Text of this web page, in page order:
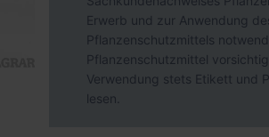
Erwerb und zur Anwendung
Pflanzenschutzmittels
Pflanzenschutzmittel
Verwendung stets Etikett und
lesen.